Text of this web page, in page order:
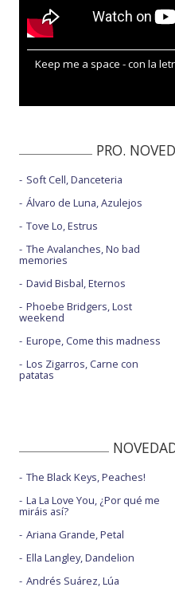
Keep me a space - con la
PRO.
Soft Cell, Danceteria
Álvaro de Luna, Azulejos
Tove Lo, Estrus
The Avalanches, No bad
memories
David Bisbal, Eternos
Phoebe Bridgers, Lost
weekend
Europe, Come this madness
Los Zigarros, Carne con
patatas
The Black Keys, Peaches!
La La Love You, ¿Por qué me
miráis así?
Ariana Grande, Petal
Ella Langley, Dandelion
Andrés Suárez, Lúa